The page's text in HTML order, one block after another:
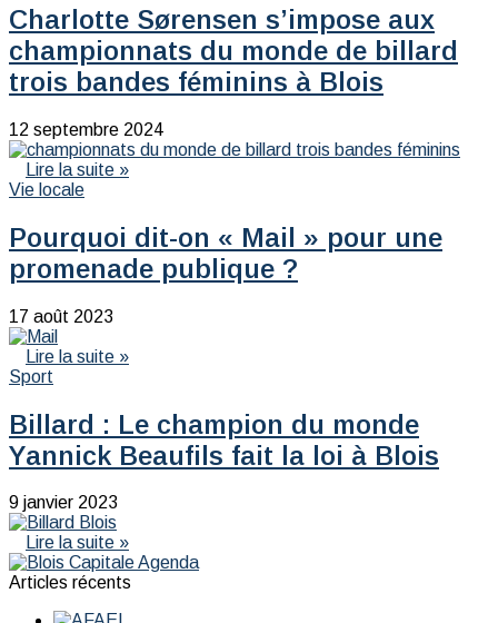
Charlotte Sørensen s’impose aux
championnats du monde de billard
trois bandes féminins à Blois
12 septembre 2024
Lire la suite »
Vie locale
Pourquoi dit-on « Mail » pour une
promenade publique ?
17 août 2023
Lire la suite »
Sport
Billard : Le champion du monde
Yannick Beaufils fait la loi à Blois
9 janvier 2023
Lire la suite »
Articles récents